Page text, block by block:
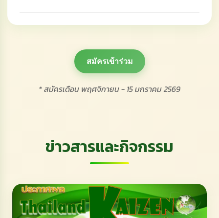
สมัครเข้าร่วม
* สมัครเดือน พฤศจิกายน - 15 มกราคม 2569
ข่าวสารและกิจกรรม